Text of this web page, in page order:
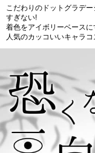
こだわりのドットグラデ
すぎない!
着色をアイボリーベース
人気のカッコいいキャラ